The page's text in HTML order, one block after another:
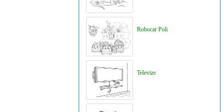
Robocar Poli
Televize